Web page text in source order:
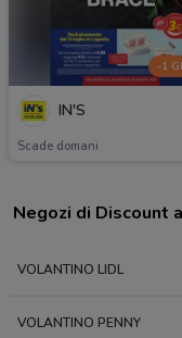
-1
IN'S
Scade domani
Negozi di Discount
VOLANTINO LIDL
VOLANTINO PENNY